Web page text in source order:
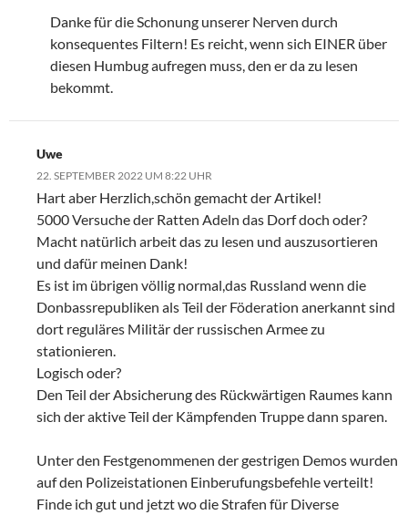
Danke für die Schonung unserer Nerven durch
konsequentes Filtern! Es reicht, wenn sich EINER über
diesen Humbug aufregen muss, den er da zu lesen
bekommt.
Uwe
22. SEPTEMBER 2022 UM 8:22 UHR
Hart aber Herzlich,schön gemacht der Artikel!
5000 Versuche der Ratten Adeln das Dorf doch oder?
Macht natürlich arbeit das zu lesen und auszusortieren
und dafür meinen Dank!
Es ist im übrigen völlig normal,das Russland wenn die
Donbassrepubliken als Teil der Föderation anerkannt sind
dort reguläres Militär der russischen Armee zu
stationieren.
Logisch oder?
Den Teil der Absicherung des Rückwärtigen Raumes kann
sich der aktive Teil der Kämpfenden Truppe dann sparen.
Unter den Festgenommenen der gestrigen Demos wurden
auf den Polizeistationen Einberufungsbefehle verteilt!
Finde ich gut und jetzt wo die Strafen für Diverse